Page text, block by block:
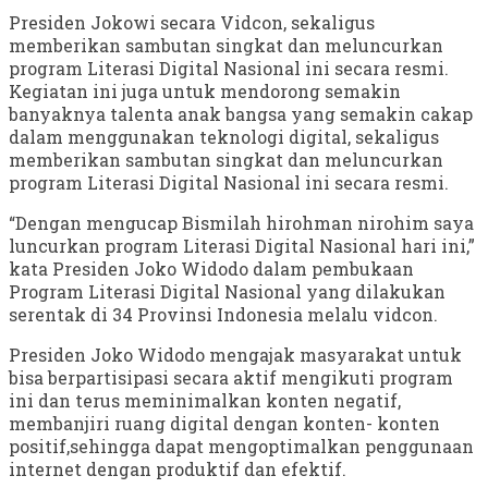
Presiden Jokowi secara Vidcon, sekaligus
memberikan sambutan singkat dan meluncurkan
program Literasi Digital Nasional ini secara resmi.
Kegiatan ini juga untuk mendorong semakin
banyaknya talenta anak bangsa yang semakin cakap
dalam menggunakan teknologi digital, sekaligus
memberikan sambutan singkat dan meluncurkan
program Literasi Digital Nasional ini secara resmi.
“Dengan mengucap Bismilah hirohman nirohim saya
luncurkan program Literasi Digital Nasional hari ini,”
kata Presiden Joko Widodo dalam pembukaan
Program Literasi Digital Nasional yang dilakukan
serentak di 34 Provinsi Indonesia melalu vidcon.
Presiden Joko Widodo mengajak masyarakat untuk
bisa berpartisipasi secara aktif mengikuti program
ini dan terus meminimalkan konten negatif,
membanjiri ruang digital dengan konten- konten
positif,sehingga dapat mengoptimalkan penggunaan
internet dengan produktif dan efektif.